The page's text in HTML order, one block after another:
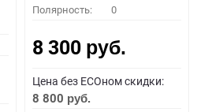
Полярность: 0
8 300 руб.
Цена без ECOном скидки:
8 800 руб.